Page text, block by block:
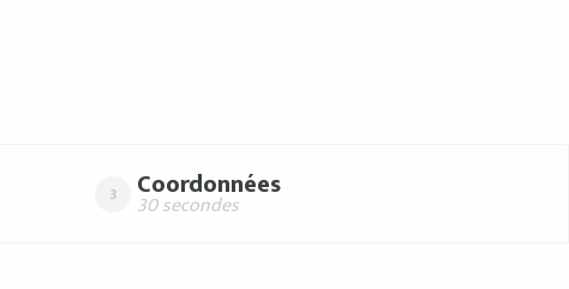
3 Coordonnées
30 secondes